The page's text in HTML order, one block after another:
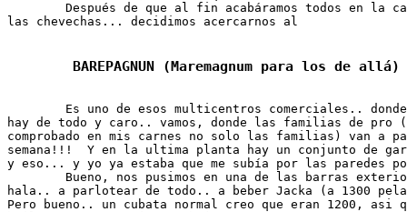
hay de todo y caro.. vamos, donde las familias de
comprobado en mis carnes no solo las familias) van a
semana!!!  Y en la ultima planta hay un conjunto de
y eso... y yo ya estaba que me subía por las paredes
hala.. a parlotear de todo.. a beber Jacka (a 1300
Pero bueno.. un cubata normal creo que eran 1200,